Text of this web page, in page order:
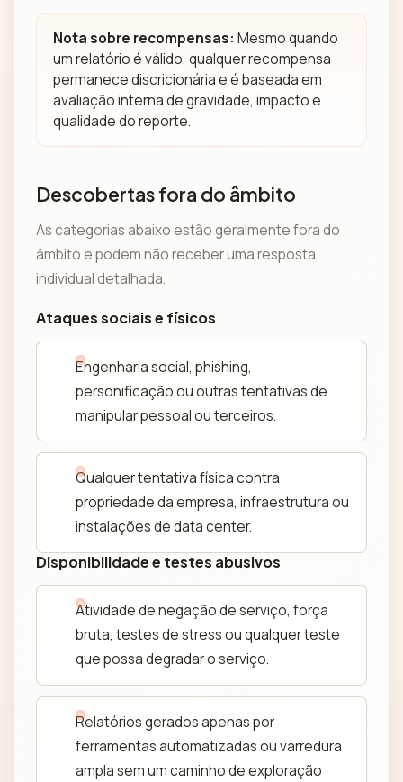
Nota sobre recompensas: Mesmo quando
um relatório é válido, qualquer recompensa
permanece discricionária e é baseada em
avaliação interna de gravidade, impacto e
qualidade do reporte.
Descobertas fora do âmbito
As categorias abaixo estão geralmente fora do
âmbito e podem não receber uma resposta
individual detalhada.
Ataques sociais e físicos
Engenharia social, phishing,
personificação ou outras tentativas de
manipular pessoal ou terceiros.
Qualquer tentativa física contra
propriedade da empresa, infraestrutura ou
instalações de data center.
Disponibilidade e testes abusivos
Atividade de negação de serviço, força
bruta, testes de stress ou qualquer teste
que possa degradar o serviço.
Relatórios gerados apenas por
ferramentas automatizadas ou varredura
ampla sem um caminho de exploração